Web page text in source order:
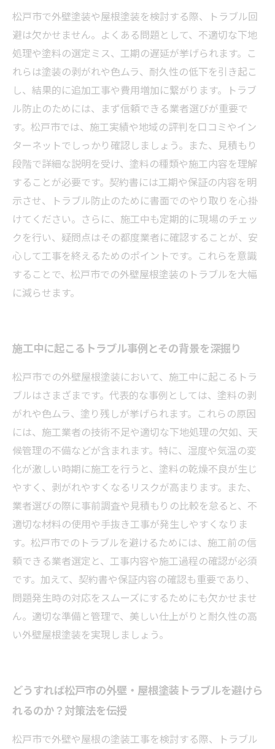
で理想の住まいを守る秘訣
松戸市の外壁塗装トラブルを未然に防ぐための
基礎知識
屋根塗装の耐久性を高めるポイントと松戸市で
の実践例
松戸市で外壁塗装や屋根塗装を検討する際、トラブル回
避は欠かせません。よくある問題として、不適切な下地
処理や塗料の選定ミス、工期の遅延が挙げられます。こ
れらは塗装の剥がれや色ムラ、耐久性の低下を引き起こ
し、結果的に追加工事や費用増加に繋がります。トラブ
ル防止のためには、まず信頼できる業者選びが重要で
す。松戸市では、施工実績や地域の評判を口コミやイン
ターネットでしっかり確認しましょう。また、見積もり
段階で詳細な説明を受け、塗料の種類や施工内容を理解
することが必要です。契約書には工期や保証の内容を明
示させ、トラブル防止のために書面でのやり取りを心掛
けてください。さらに、施工中も定期的に現場のチェッ
クを行い、疑問点はその都度業者に確認することが、安
心して工事を終えるためのポイントです。これらを意識
することで、松戸市での外壁屋根塗装のトラブルを大幅
に減らせます。
施工中に起こるトラブル事例とその背景を深掘り
松戸市での外壁屋根塗装において、施工中に起こるトラ
ブルはさまざまです。代表的な事例としては、塗料の剥
がれや色ムラ、塗り残しが挙げられます。これらの原因
には、施工業者の技術不足や適切な下地処理の欠如、天
候管理の不備などが含まれます。特に、湿度や気温の変
化が激しい時期に施工を行うと、塗料の乾燥不良が生じ
やすく、剥がれやすくなるリスクが高まります。また、
業者選びの際に事前調査や見積もりの比較を怠ると、不
適切な材料の使用や手抜き工事が発生しやすくなりま
す。松戸市でのトラブルを避けるためには、施工前の信
頼できる業者選定と、工事内容や施工過程の確認が必須
です。加えて、契約書や保証内容の確認も重要であり、
問題発生時の対応をスムーズにするためにも欠かせませ
ん。適切な準備と管理で、美しい仕上がりと耐久性の高
い外壁屋根塗装を実現しましょう。
どうすれば松戸市の外壁・屋根塗装トラブルを避けら
れるのか？対策法を伝授
松戸市で外壁や屋根の塗装工事を検討する際、トラブル